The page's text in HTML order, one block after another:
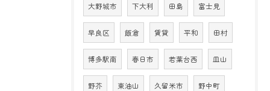
大野城市 下大利 田島 富士見
早良区 飯倉 賃貸 平和 田村
博多駅南 春日市 若葉台西 皿山
野芥 東油山 久留米市 野中町